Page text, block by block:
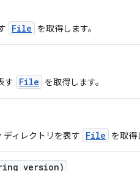
File を取得します。
す File を取得します。
ィレクトリを表す File を取得
version)